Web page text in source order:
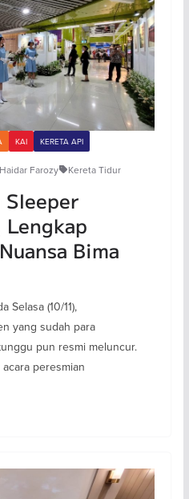
KAI KERETA API
Farozy Kereta Tidur
Sleeper
Lengkap
Bima
Selasa (10/11),
yang sudah para
pun resmi meluncur.
peresmian